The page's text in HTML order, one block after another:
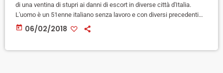
di una ventina di stupri ai danni di escort in diverse città d'Italia.
L'uomo è un 51enne italiano senza lavoro e con diversi precedenti
per reati contro il patrimonio. E' stato rintracciato in un albergo nella
zona della stazione ferroviaria da dove sembra che sarebbe poi
today 06/02/2018